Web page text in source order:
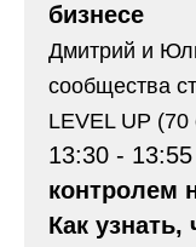
бизнесе
Дмитрий и
сообщества
LEVEL UP (70
13:30 - 13:55
контролем
Как